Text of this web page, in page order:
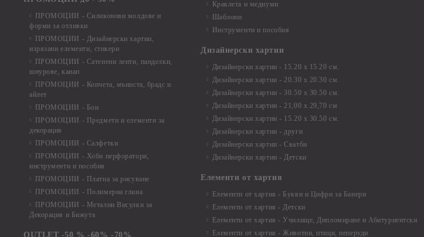
ПРОМОЦИИ - Силиконови молдове и
форми за отливки
ПРОМОЦИИ - Дизайнерски хартии,
изрязани елементи, стикери
ПРОМОЦИИ - Сатенени ленти, панделки,
шнурове, канап
ПРОМОЦИИ - Копчета, мъниста, брадс и
айлет
ПРОМОЦИИ - Бои
ПРОМОЦИИ - Предмети и елементи за
декорация
ПРОМОЦИИ - Салфетки
ПРОМОЦИИ - Хоби перфоратори,
инструменти и пособия
ПРОМОЦИИ - Платна за рисуване
ПРОМОЦИИ - Полимерна глина
ПРОМОЦИИ - Метални Висулки за
Декорация и Бижута
OUTLET -50 % -60% -70%
Краклета и медиуми
Шаблони
Инструменти и пособия
Дизайнерски хартии
Дизайнерски хартии - 15.20 х 15.20 см.
Дизайнерски хартии - 20.30 х 20.30 см.
Дизайнерски хартии - 30.50 х 30.50 см.
Дизайнерски хартии - 21,00 х 29,70 см
Дизайнерски хартии - 15.20 x 30.50 см.
Дизайнерски хартии - други
Дизайнерски хартии - Сватби
Дизайнерски хартии - Детски
Елементи от хартия
Елементи от хартия - Букви и Цифри за Банери
Елементи от хартия - Детски
Елементи от хартия - Училище, Дипломиране и Абитуриентски
Елементи от хартия - Животни, птици, пеперуди